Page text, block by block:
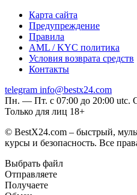
Карта сайта
Предупреждение
Правила
AML / KYC политика
Условия возврата средств
Контакты
telegram info@bestx24.com
Пн. — Пт. с 07:00 до 20:00 utc.
Только для лиц 18+
© BestX24.com – быстрый,
курсы и безопасность. Все
Выбрать файл
Отправляете
Получаете